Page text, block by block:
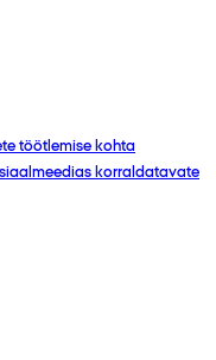
töötlemise kohta
korraldatavate